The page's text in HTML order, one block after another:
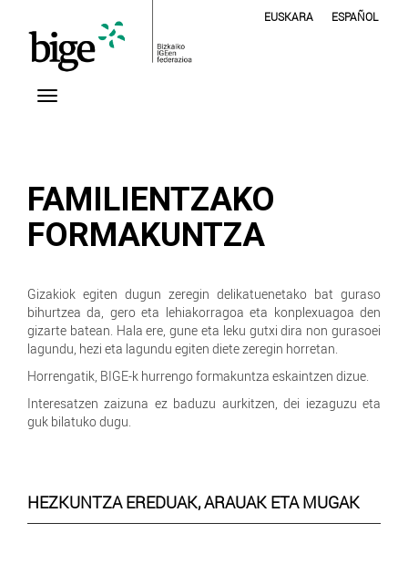
EUSKARA ESPAÑOL
FAMILIENTZAKO
FORMAKUNTZA
Gizakiok egiten dugun zeregin delikatuenetako bat guraso
bihurtzea da, gero eta lehiakorragoa eta konplexuagoa den
gizarte batean. Hala ere, gune eta leku gutxi dira non gurasoei
lagundu, hezi eta lagundu egiten diete zeregin horretan.
Horrengatik, BIGE-k hurrengo formakuntza eskaintzen dizue.
Interesatzen zaizuna ez baduzu aurkitzen, dei iezaguzu eta
guk bilatuko dugu.
HEZKUNTZA EREDUAK, ARAUAK ETA MUGAK